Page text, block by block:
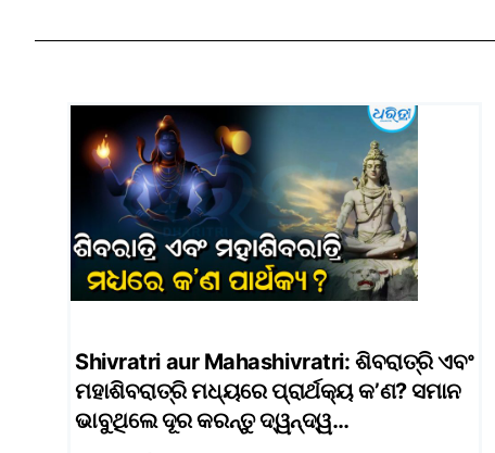
Shivratri aur Mahashivratri: ଶିବରାତ୍ରି ଏବଂ
ମହାଶିବରାତ୍ରି ମଧ୍ୟରେ ପ୍ରାର୍ଥକ୍ୟ କ’ଣ? ସମାନ
ଭାବୁଥିଲେ ଦୂର କରନ୍ତୁ ଦ୍ୱନ୍ଦ୍ୱ…